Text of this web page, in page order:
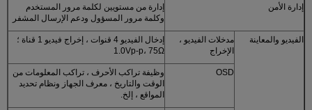
إدارة الأمن
إدارة من مستويين لكلمة مرور المستخدم
وكلمة مرور المسؤول ودعم الإرسال المشفر
الفيديو والمعاينة
مدخلات الفيديو ،
الإخراج
إدخال الفيديو 4 قنوات ، إخراج فيديو 1 قناة ؛
1.0Vp-p، 75Ω
OSD
وظيفة تراكب الأحرف ، تراكب المعلومات من
الوقت والتاريخ ، معرف الجهاز ونظام تحديد
المواقع ، إلخ.